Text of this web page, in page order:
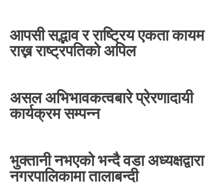
आपसी सद्भाव र राष्ट्रिय एकता कायम
राख्न राष्ट्रपतिको अपिल
असल अभिभावकत्वबारे प्रेरणादायी
कार्यक्रम सम्पन्न
भुक्तानी नभएको भन्दै वडा अध्यक्षद्वारा
नगरपालिकामा तालाबन्दी